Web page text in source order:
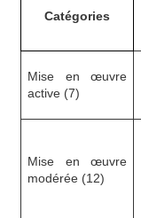
Catégories
Mise en œuvre
active (7)
Mise en œuvre
modérée (12)